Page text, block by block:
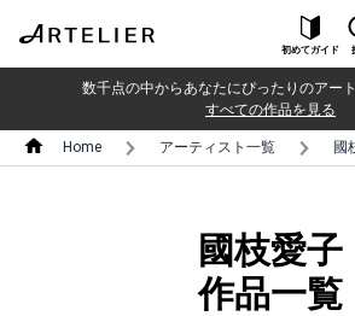
初めてガイド
数千点の中からあなたにぴったりのアー
すべての作品を見る
Home アーティスト一覧 國
國枝愛子
作品一覧